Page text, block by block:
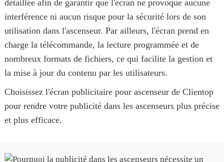
détaillée afin de garantir que l'écran ne provoque aucune
interférence ni aucun risque pour la sécurité lors de son
utilisation dans l'ascenseur. Par ailleurs, l'écran prend en
charge la télécommande, la lecture programmée et de
nombreux formats de fichiers, ce qui facilite la gestion et
la mise à jour du contenu par les utilisateurs.
Choisissez l'écran publicitaire pour ascenseur de Clientop
pour rendre votre publicité dans les ascenseurs plus précise
et plus efficace.